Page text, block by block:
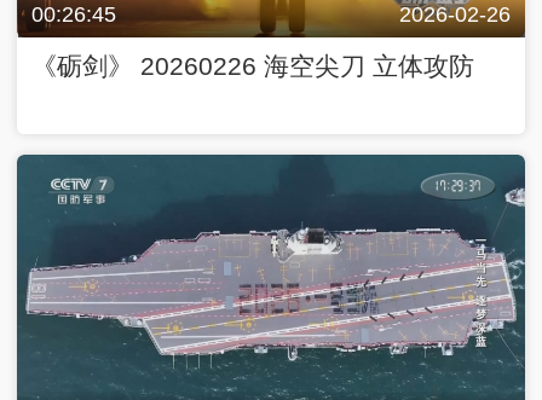
00:26:45 2026-02-26
《砺剑》 20260226 海空尖刀 立体攻防